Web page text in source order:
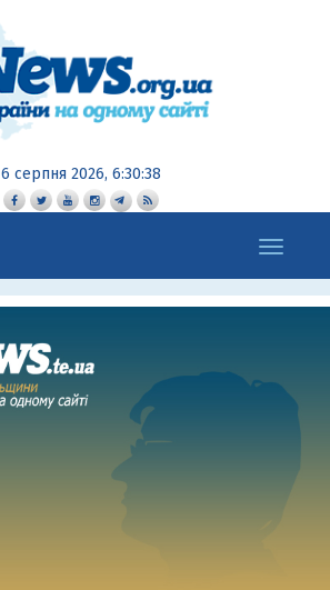
6 серпня 2026, 6:30:39
Toggle
navigation